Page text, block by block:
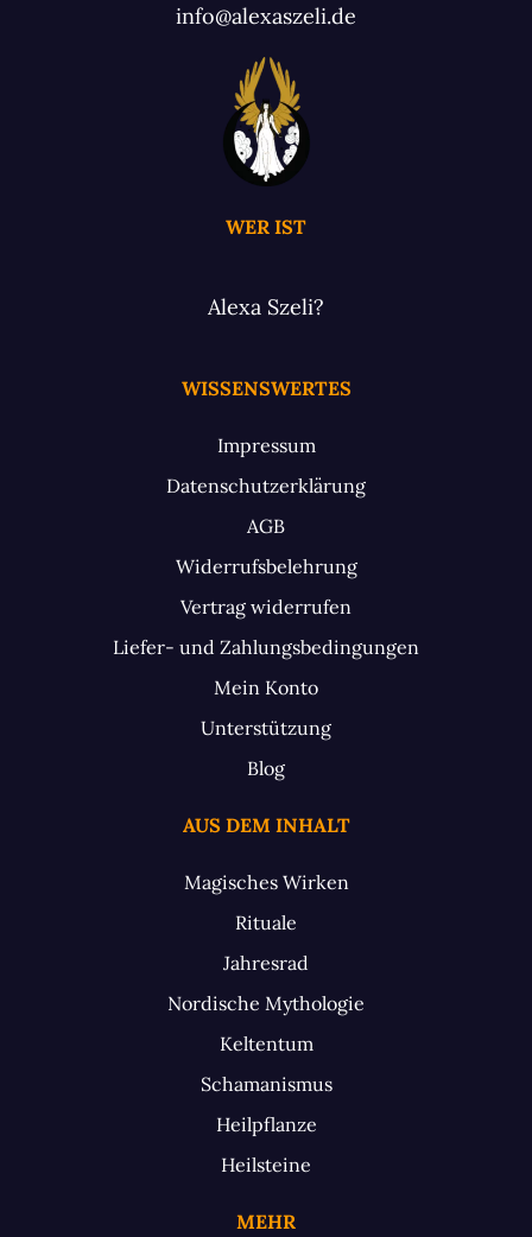
info@alexaszeli.de
WER IST
Alexa Szeli?
WISSENSWERTES
Impressum
Datenschutzerklärung
AGB
Widerrufsbelehrung
Vertrag widerrufen
Liefer- und Zahlungsbedingungen
Mein Konto
Unterstützung
Blog
AUS DEM INHALT
Magisches Wirken
Rituale
Jahresrad
Nordische Mythologie
Keltentum
Schamanismus
Heilpflanze
Heilsteine
MEHR